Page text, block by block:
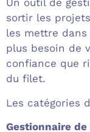
Un outil de
sortir les
les mettre dans
plus besoin de
confiance que
du filet.
Les catégories
Gestionnaire